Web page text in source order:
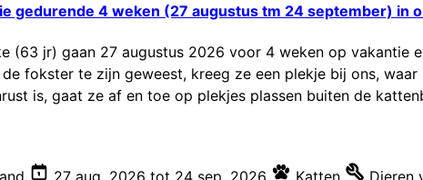
gedurende 4 weken (27 augustus tm 24 september) in
(63 jr) gaan 27 augustus 2026 voor 4 weken op vakantie
de fokster te zijn geweest, kreeg ze een plekje bij ons,
is, gaat ze af en toe op plekjes plassen buiten de